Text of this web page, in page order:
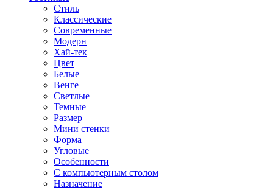
Стиль
Классические
Современные
Модерн
Хай-тек
Цвет
Белые
Венге
Светлые
Темные
Размер
Мини стенки
Форма
Угловые
Особенности
С компьютерным столом
Назначение